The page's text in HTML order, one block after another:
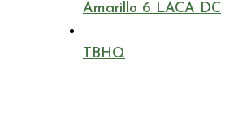
Amarillo 6 LACA DC
TBHQ